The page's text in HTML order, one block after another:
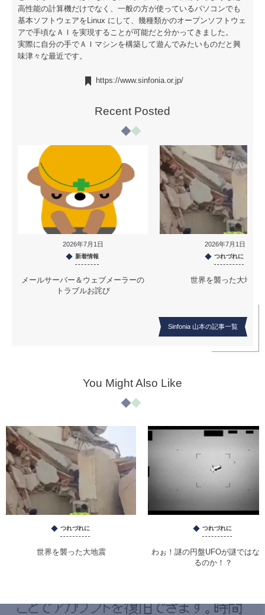
高性能の計算機だけでなく、一般の方が使っているパソコンでも
基本ソフトウェアをLinux にして、幾種類かのオープンソフトウェ
アで手頃なＡＩを実現することが可能だと分かってきました。
実際に自分の手でＡＩマシンを構築して遊んでみたいものだと興
味津々な最近です。
https://www.sinfonia.or.jp/
Recent Posted
2026年7月1日
新着情報
メールサーバー＆ウェブメーラーの
トラブルお詫び
2026年7月1日
つれづれに
世界を襲った大地震
Sinfonia 山本の記事一覧
You Might Also Like
つれづれに
世界を襲った大地震
つれづれに
わぉ！謎の円盤UFOが謎ではな
るのか！？